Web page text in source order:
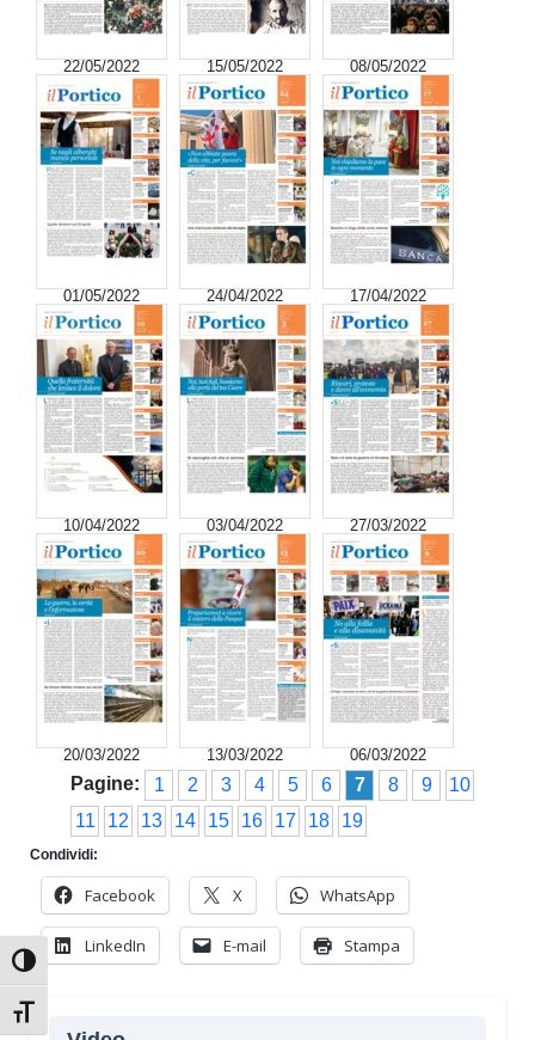
Attiva/disattiva alto contrasto
Attiva/disattiva dimensione testo
22/05/2022 15/05/2022 08/05/2022
01/05/2022 24/04/2022 17/04/2022
10/04/2022 03/04/2022 27/03/2022
20/03/2022 13/03/2022 06/03/2022
Pagine: 1 2 3 4 5 6 7 8 9
10
11
12 13 14 15 16 17 18 19
Condividi:
Facebook X WhatsApp
LinkedIn E-mail Stampa